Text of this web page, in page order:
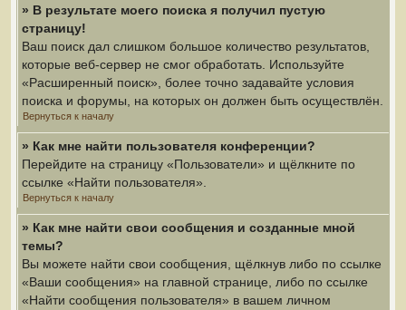
» В результате моего поиска я получил пустую
страницу!
Ваш поиск дал слишком большое количество результатов,
которые веб-сервер не смог обработать. Используйте
«Расширенный поиск», более точно задавайте условия
поиска и форумы, на которых он должен быть осуществлён.
Вернуться к началу
» Как мне найти пользователя конференции?
Перейдите на страницу «Пользователи» и щёлкните по
ссылке «Найти пользователя».
Вернуться к началу
» Как мне найти свои сообщения и созданные мной
темы?
Вы можете найти свои сообщения, щёлкнув либо по ссылке
«Ваши сообщения» на главной странице, либо по ссылке
«Найти сообщения пользователя» в вашем личном